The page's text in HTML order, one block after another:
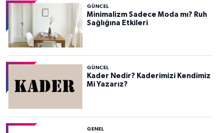
GÜNCEL
Minimalizm Sadece Moda mı? Ruh
Sağlığına Etkileri
GÜNCEL
Kader Nedir? Kaderimizi Kendimiz
Mi Yazarız?
GENEL